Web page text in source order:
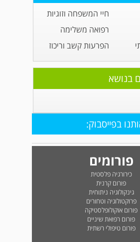
חיי המשפחה וזוגיות
רפואה משלימה
הפרעות קשב וריכוז
בנושא
בפייסבוק:
פורומים
כירורגיה פלסטית
פורום קרנית
גינקולוגיה ניתוחית
פרוקטולוגיה וטחורים
פורום אוקולופלסטיקה
פורום רפואת שיניים
פורום טיפולי רשתית